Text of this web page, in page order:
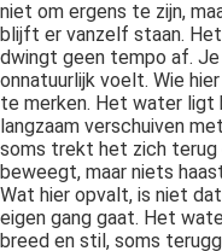
niet om ergens te zijn,
blijft er vanzelf staan.
dwingt geen tempo af.
onnatuurlijk voelt. Wie
te merken. Het water ligt
langzaam verschuiven
soms trekt het zich terug
beweegt, maar niets
Wat hier opvalt, is niet
eigen gang gaat. Het
breed en stil, soms